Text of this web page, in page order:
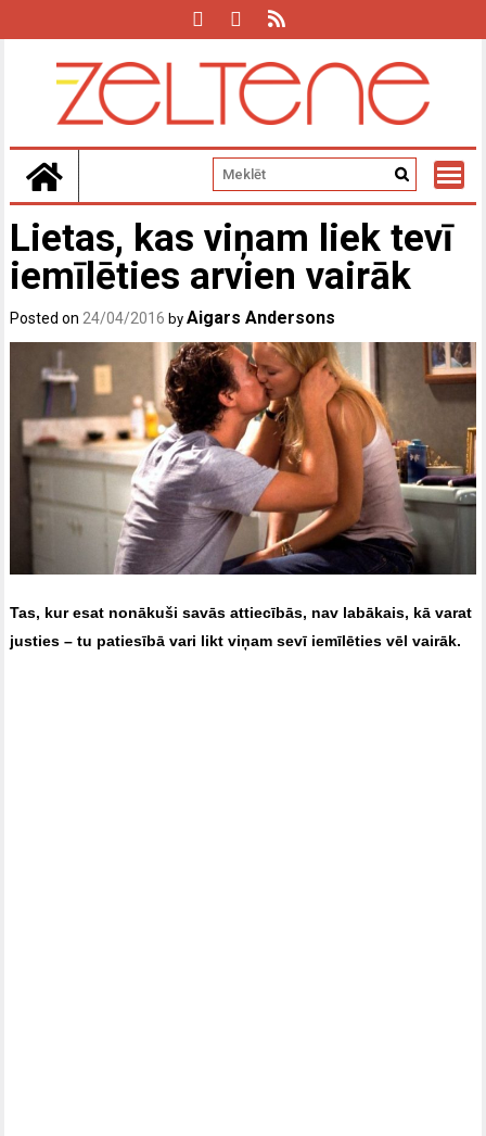
Lietas, kas viņam liek tevī
iemīlēties arvien vairāk
Posted on 24/04/2016 byAigars Andersons
Tas, kur esat nonākuši savās attiecībās, nav labākais, kā varat
justies – tu patiesībā vari likt viņam sevī iemīlēties vēl vairāk.